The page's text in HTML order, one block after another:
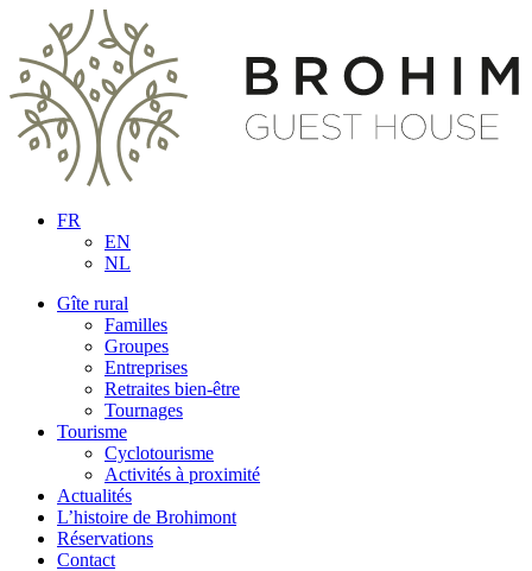
FR
EN
NL
Gîte rural
Familles
Groupes
Entreprises
Retraites bien-être
Tournages
Tourisme
Cyclotourisme
Activités à proximité
Actualités
L’histoire de Brohimont
Réservations
Contact